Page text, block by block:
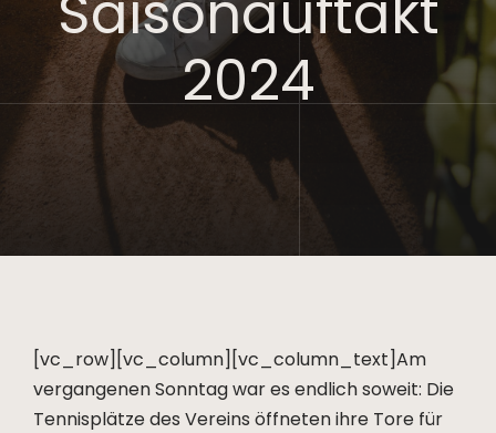
2024
[vc_row][vc_column][vc_column_text]Am
vergangenen Sonntag war es endlich soweit: Die
Tennisplätze des Vereins öffneten ihre Tore für